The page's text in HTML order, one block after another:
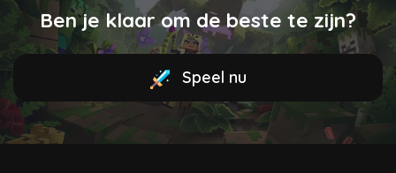
Ben je klaar om de beste te zijn?
Speel nu